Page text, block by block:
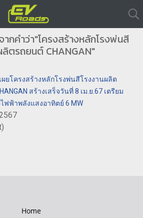
ากคำว่า"โครงสร้างหลักโรงพ่นสี
ลิตรถยนต์ CHANGAN"
ผยโครงสร้างหลักโรงพ่นสีโรงงานผลิต
สร้างเสร็จวันที่ 8 เม.ย.67 เตรียม
ฟฟ้าพลังแสงอาทิตย์ 6 MW
Home